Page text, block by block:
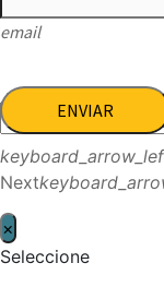
email
ENVIAR
Next
×
Seleccione